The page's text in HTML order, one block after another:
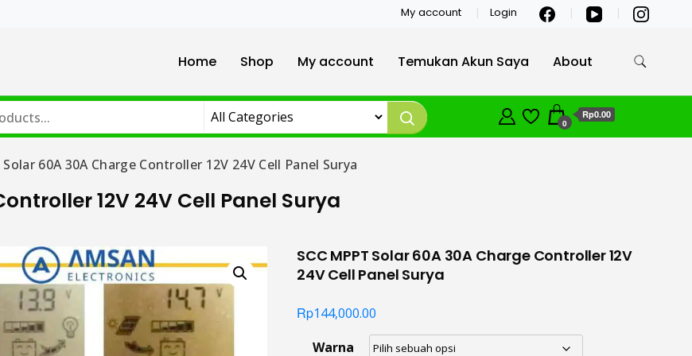
My account Login
Home Shop My account Temukan Akun Saya About
0
Rp0.00
Solar 60A 30A Charge Controller 12V 24V Cell Panel Surya
12V 24V Cell Panel Surya
SCC MPPT Solar 60A 30A Charge Controller 12V
24V Cell Panel Surya
Rp144,000.00
Warna